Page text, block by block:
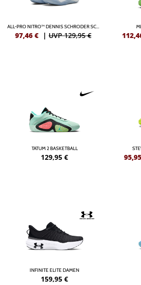
ALL-PRO NITRO™ DENNIS SCHRODER SCHUH
97,46 € | UVP 129,95 €
TATUM 2 BASKETBALL
129,95 € 95,95
INFINITE ELITE DAMEN
159,95 €